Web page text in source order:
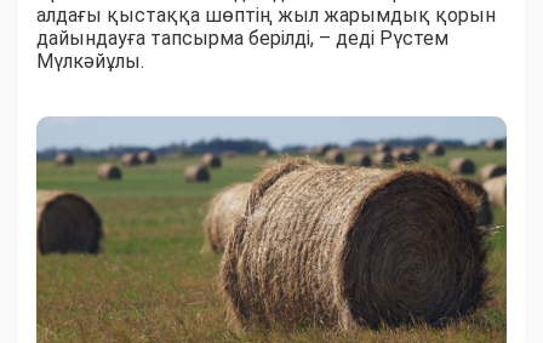
алдағы қыстаққа шөптің жыл жарымдық қорын
дайындауға тапсырма берілді, – деді Рүстем
Мүлкәйұлы.